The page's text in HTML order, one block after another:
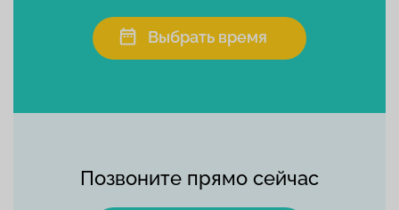
Позвоните прямо сейчас
Выбрать время